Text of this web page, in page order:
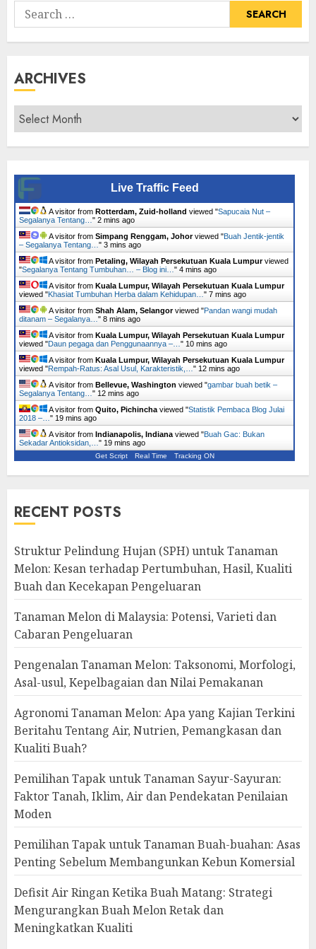
Search
for:
ARCHIVES
Archives
Live Traffic Feed
A visitor from Rotterdam, Zuid-holland viewed "Sapucaia Nut –
Segalanya Tentang… " 2 mins ago
A visitor from Simpang Renggam, Johorviewed "Buah Jentik-jentik
– Segalanya Tentang… " 3 mins ago
A visitor from Petaling, Wilayah Persekutuan Kuala Lumpurviewed
"Segalanya Tentang Tumbuhan… – Blog ini… " 4 mins ago
A visitor from Kuala Lumpur, Wilayah Persekutuan Kuala Lumpur
viewed "Khasiat Tumbuhan Herba dalam Kehidupan… " 7 mins ago
A visitor from Shah Alam, Selangorviewed "Pandan wangi mudah
ditanam – Segalanya… " 8 mins ago
A visitor from Kuala Lumpur, Wilayah Persekutuan Kuala Lumpur
viewed "Daun pegaga dan Penggunaannya –… " 10 mins ago
A visitor from Kuala Lumpur, Wilayah Persekutuan Kuala Lumpur
viewed "Rempah-Ratus: Asal Usul, Karakteristik,… " 12 mins ago
A visitor from Bellevue, Washington viewed "gambar buah betik –
Segalanya Tentang… " 12 mins ago
A visitor from Quito, Pichincha viewed "Statistik Pembaca Blog Julai
2018 –… " 19 mins ago
A visitor from Indianapolis, Indiana viewed "Buah Gac: Bukan
Sekadar Antioksidan,… " 19 mins ago
Get Script Real Time Tracking ON
RECENT POSTS
Struktur Pelindung Hujan (SPH) untuk Tanaman
Melon: Kesan terhadap Pertumbuhan, Hasil, Kualiti
Buah dan Kecekapan Pengeluaran
Tanaman Melon di Malaysia: Potensi, Varieti dan
Cabaran Pengeluaran
Pengenalan Tanaman Melon: Taksonomi, Morfologi,
Asal-usul, Kepelbagaian dan Nilai Pemakanan
Agronomi Tanaman Melon: Apa yang Kajian Terkini
Beritahu Tentang Air, Nutrien, Pemangkasan dan
Kualiti Buah?
Pemilihan Tapak untuk Tanaman Sayur-Sayuran:
Faktor Tanah, Iklim, Air dan Pendekatan Penilaian
Moden
Pemilihan Tapak untuk Tanaman Buah-buahan: Asas
Penting Sebelum Membangunkan Kebun Komersial
Defisit Air Ringan Ketika Buah Matang: Strategi
Mengurangkan Buah Melon Retak dan
Meningkatkan Kualiti